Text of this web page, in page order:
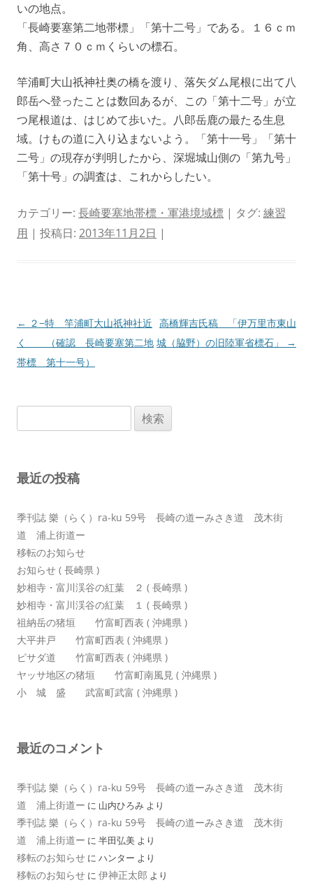
いの地点。
「長崎要塞第二地帯標」「第十二号」である。１６ｃｍ
角、高さ７０ｃｍくらいの標石。
竿浦町大山祇神社奥の橋を渡り、落矢ダム尾根に出て八
郎岳へ登ったことは数回あるが、この「第十二号」が立
つ尾根道は、はじめて歩いた。八郎岳鹿の最たる生息
域。けもの道に入り込まないよう。「第十一号」「第十
二号」の現存が判明したから、深堀城山側の「第九号」
「第十号」の調査は、これからしたい。
カテゴリー: 長崎要塞地帯標・軍港境域標 | タグ: 練習
用 | 投稿日: 2013年11月2日 |
投
稿
ナ
ン
← ２−特 竿浦町大山祇神社近
く （確認 長崎要塞第二地
帯標 第十一号）
高橋輝吉氏稿 「伊万里市東山
城（脇野）の旧陸軍省標石」
→
索:
最近の投稿
季刊誌 樂（らく）ra-ku 59号 長崎の道ーみさき道 茂木街
道 浦上街道ー
移転のお知らせ
お知らせ ( 長崎県 )
妙相寺・富川渓谷の紅葉 ２ ( 長崎県 )
妙相寺・富川渓谷の紅葉 １ ( 長崎県 )
祖納岳の猪垣 竹富町西表 ( 沖縄県 )
大平井戸 竹富町西表 ( 沖縄県 )
ピサダ道 竹富町西表 ( 沖縄県 )
ヤッサ地区の猪垣 竹富町南風見 ( 沖縄県 )
小 城 盛 武富町武富 ( 沖縄県 )
最近のコメント
季刊誌 樂（らく）ra-ku 59号 長崎の道ーみさき道 茂木街
道 浦上街道ー に 山内ひろみ より
季刊誌 樂（らく）ra-ku 59号 長崎の道ーみさき道 茂木街
道 浦上街道ー に 半田弘美 より
移転のお知らせ に ハンター より
移転のお知らせ に 伊神正太郎 より